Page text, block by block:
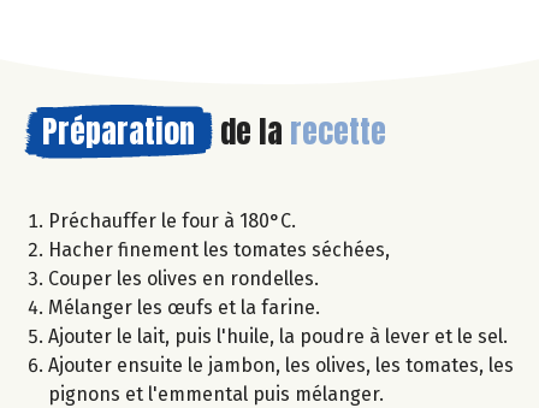
Préparation de la recette
Préchauffer le four à 180°C.
Hacher finement les tomates séchées,
Couper les olives en rondelles.
Mélanger les œufs et la farine.
Ajouter le lait, puis l'huile, la poudre à lever et le sel.
Ajouter ensuite le jambon, les olives, les tomates, les
pignons et l'emmental puis mélanger.